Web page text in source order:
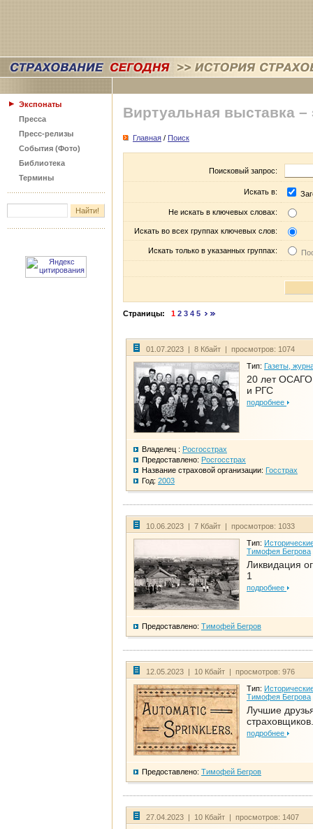
Экспонаты
Пресса
Пресс-релизы
События (Фото)
Библиотека
Термины
Виртуальная выставка –
Главная / Поиск
Поисковый запрос:
Искать в:
Не искать в ключевых словах:
Искать во всех группах ключевых слов:
Искать только в указанных группах:
Страницы: 1 2 3 4 5
01.07.2023 | 8 Кбайт | просмотров: 1074
Тип: Газеты,
20 лет
и РГС
подробнее
Владелец : Росгосстрах
Предоставлено: Росгосстрах
Название страховой организации: Госстрах
Год: 2003
10.06.2023 | 7 Кбайт | просмотров: 1033
Тип:
Тимофея Бегрова
Ликвидация
1
подробнее
Предоставлено: Тимофей Бегров
12.05.2023 | 10 Кбайт | просмотров: 976
Тип:
Тимофея Бегрова
Лучшие
подробнее
Предоставлено: Тимофей Бегров
27.04.2023 | 10 Кбайт | просмотров: 1407